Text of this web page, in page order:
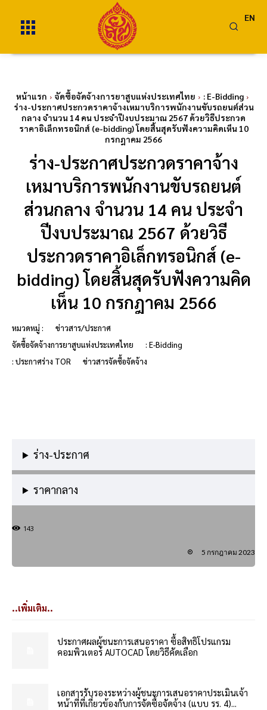
EN
หน้าแรก จัดซื้อจัดจ้างการยาสูบแห่งประเทศไทย
: E-Bidding
ร่าง-ประกาศประกวดราคาจ้างเหมาบริการพนักงานขับรถยนต์ส่วน
กลาง จำนวน 14 คน ประจำปีงบประมาณ 2567 ด้วยวิธีประกวด
ราคาอิเล็กทรอนิกส์ (e-bidding) โดยสิ้นสุดรับฟังความคิดเห็น 10
กรกฎาคม 2566
ร่าง-ประกาศประกวดราคาจ้าง
เหมาบริการพนักงานขับรถยนต์
ส่วนกลาง จำนวน 14 คน ประจำ
ปีงบประมาณ 2567 ด้วยวิธี
ประกวดราคาอิเล็กทรอนิกส์ (e-
bidding) โดยสิ้นสุดรับฟังความคิด
เห็น 10 กรกฎาคม 2566
หมวดหมู่ :
ข่าวสาร/ประกาศ
จัดซื้อจัดจ้างการยาสูบแห่งประเทศไทย
: E-Bidding
: ประกาศร่าง TOR
ข่าวสารจัดซื้อจัดจ้าง
ร่าง-ประกาศ
ราคากลาง
143
5 กรกฎาคม 2023
..เพิ่มเติม..
ประกาศผลผู้ชนะการเสนอราคา ซื้อสิทธิโปรแกรม
คอมพิวเตอร์ AUTOCAD โดยวิธีคัดเลือก
เอกสารรับรองระหว่างผู้ชนะการเสนอราคาประเมินเจ้า
หน้าที่ที่เกี่ยวข้องกับการจัดซื้อจัดจ้าง (แบบ รร. 4)...